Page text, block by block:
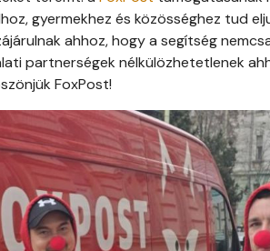
gyermekhez és közösséghez tud
ahhoz, hogy a segítség
partnerségek nélkülözhetetlenek
FoxPost!